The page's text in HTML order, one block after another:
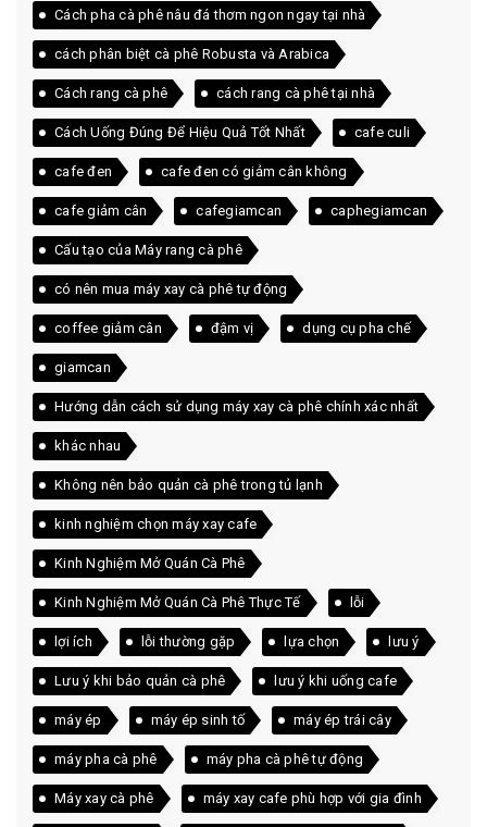
Cách pha cà phê nâu đá thơm ngon ngay tại nhà
cách phân biệt cà phê Robusta và Arabica
Cách rang cà phê cách rang cà phê tại nhà
Cách Uống Đúng Để Hiệu Quả Tốt Nhất cafe culi
cafe đen cafe đen có giảm cân không
cafe giảm cân cafegiamcan caphegiamcan
Cấu tạo của Máy rang cà phê
có nên mua máy xay cà phê tự động
coffee giảm cân đậm vị dụng cụ pha chế
giamcan
Hướng dẫn cách sử dụng máy xay cà phê chính xác nhất
khác nhau
Không nên bảo quản cà phê trong tủ lạnh
kinh nghiệm chọn máy xay cafe
Kinh Nghiệm Mở Quán Cà Phê
Kinh Nghiệm Mở Quán Cà Phê Thực Tế lỗi
lợi ích lỗi thường gặp lựa chọn lưu ý
Lưu ý khi bảo quản cà phê lưu ý khi uống cafe
máy ép máy ép sinh tố máy ép trái cây
máy pha cà phê máy pha cà phê tự động
Máy xay cà phê máy xay cafe phù hợp với gia đình